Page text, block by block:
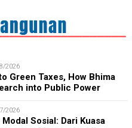
2026
Green Taxes, How Bhima
into Public Power
2026
Sosial: Dari Kuasa